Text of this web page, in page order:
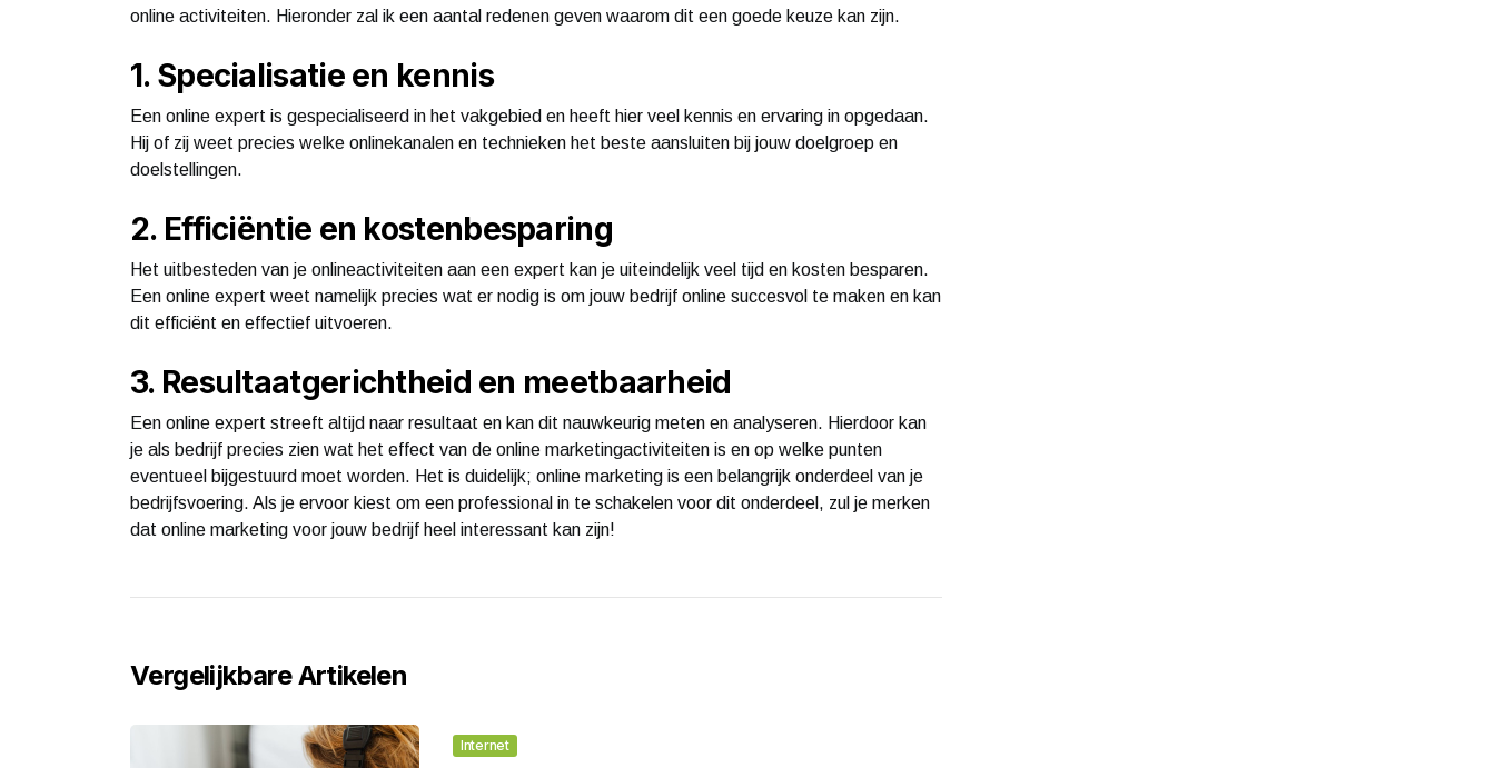
online activiteiten. Hieronder zal ik een aantal redenen geven waarom dit een goede keuze kan zijn.
1. Specialisatie en kennis
Een online expert is gespecialiseerd in het vakgebied en heeft hier veel kennis en ervaring in opgedaan.
Hij of zij weet precies welke onlinekanalen en technieken het beste aansluiten bij jouw doelgroep en
doelstellingen.
2. Efficiëntie en kostenbesparing
Het uitbesteden van je onlineactiviteiten aan een expert kan je uiteindelijk veel tijd en kosten besparen.
Een online expert weet namelijk precies wat er nodig is om jouw bedrijf online succesvol te maken en kan
dit efficiënt en effectief uitvoeren.
3. Resultaatgerichtheid en meetbaarheid
Een online expert streeft altijd naar resultaat en kan dit nauwkeurig meten en analyseren. Hierdoor kan
je als bedrijf precies zien wat het effect van de online marketingactiviteiten is en op welke punten
eventueel bijgestuurd moet worden. Het is duidelijk; online marketing is een belangrijk onderdeel van je
bedrijfsvoering. Als je ervoor kiest om een professional in te schakelen voor dit onderdeel, zul je merken
dat online marketing voor jouw bedrijf heel interessant kan zijn!
Vergelijkbare Artikelen
Internet